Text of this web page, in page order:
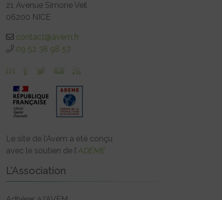
21 Avenue Simone Veil
06200 NICE
contact@avem.fr
09 52 38 98 57
Le site de l’Avem a été conçu
avec le soutien de l’ADEME
L’Association